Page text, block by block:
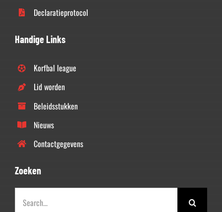
Declaratieprotocol
Handige Links
Korfbal league
Lid worden
Beleidsstukken
Nieuws
Contactgegevens
Zoeken
naar: